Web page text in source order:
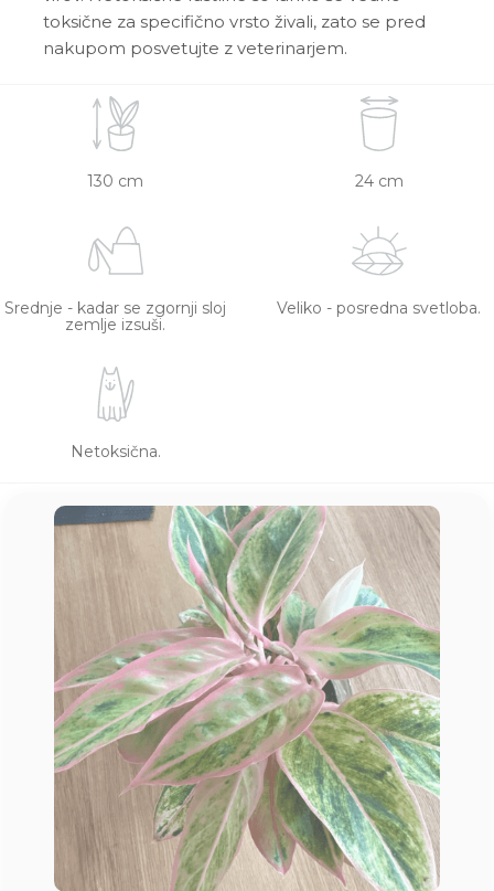
toksične za specifično vrsto živali, zato se pred
nakupom posvetujte z veterinarjem.
130 cm 24 cm
Srednje - kadar se zgornji sloj
zemlje izsuši.
Veliko - posredna svetloba.
Netoksična.